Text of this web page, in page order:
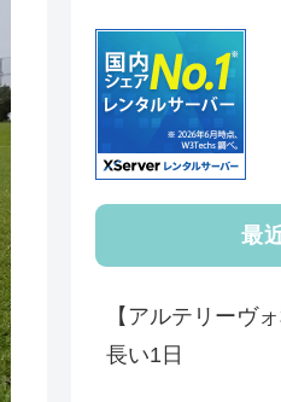
最
【アルテリーヴ
長い1日